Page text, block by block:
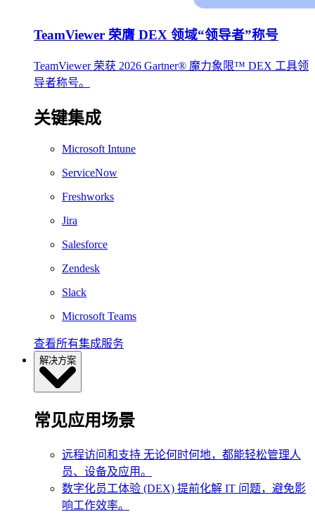
TeamViewer 荣膺 DEX 领域“领导者”称号
TeamViewer 荣获 2026 Gartner® 魔力象限™ DEX 工具领
导者称号。
关键集成
Microsoft Intune
ServiceNow
Freshworks
Jira
Salesforce
Zendesk
Slack
Microsoft Teams
查看所有集成服务
解决方案
常见应用场景
远程访问和支持 无论何时何地，都能轻松管理人
员、设备及应用。
数字化员工体验 (DEX) 提前化解 IT 问题，避免影
响工作效率。